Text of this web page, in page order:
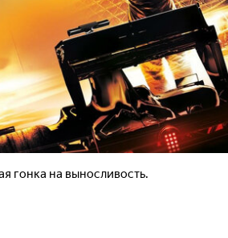
гонка на выносливость.